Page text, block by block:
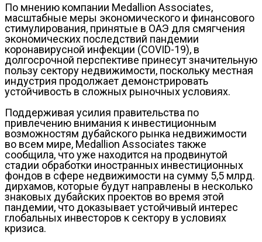
По мнению компании Medallion Associates,
масштабные меры экономического и финансового
стимулирования, принятые в ОАЭ для смягчения
экономических последствий пандемии
коронавирусной инфекции (COVID-19), в
долгосрочной перспективе принесут значительную
пользу сектору недвижимости, поскольку местная
индустрия продолжает демонстрировать
устойчивость в сложных рыночных условиях.
Поддерживая усилия правительства по
привлечению внимания к инвестиционным
возможностям дубайского рынка недвижимости
во всем мире, Medallion Associates также
сообщила, что уже находится на продвинутой
стадии обработки иностранных инвестиционных
фондов в сфере недвижимости на сумму 5,5 млрд.
дирхамов, которые будут направлены в несколько
знаковых дубайских проектов во время этой
пандемии, что доказывает устойчивый интерес
глобальных инвесторов к сектору в условиях
кризиса.